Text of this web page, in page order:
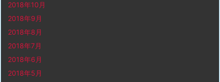
2018年10月
2018年9月
2018年8月
2018年7月
2018年6月
2018年5月